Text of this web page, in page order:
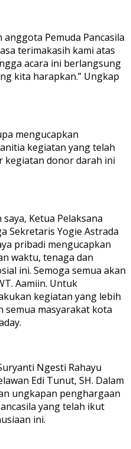
Pemuda Pancasila
terimakasih kami atas
acara ini berlangsung
kita harapkan.” Ungkap
mengucapkan
kegiatan yang telah
kegiatan donor darah ini
Ketua Pelaksana
Sekretaris Yogie Astrada
pribadi mengucapkan
waktu, tenaga dan
ini. Semoga semua akan
Aamiin. Untuk
kegiatan yang lebih
semua masyarakat kota
Ngesti Rahayu
Edi Tunut, SH. Dalam
ungkapan penghargaan
yang telah ikut
ini.